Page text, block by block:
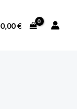
0,00€